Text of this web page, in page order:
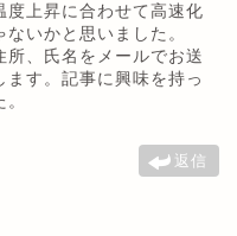
度上昇に合わせて高速化
いかと思いました。
所、氏名をメールでお送
ます。記事に興味を持っ
返信